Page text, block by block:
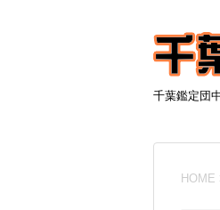
千葉鑑定団
HOME